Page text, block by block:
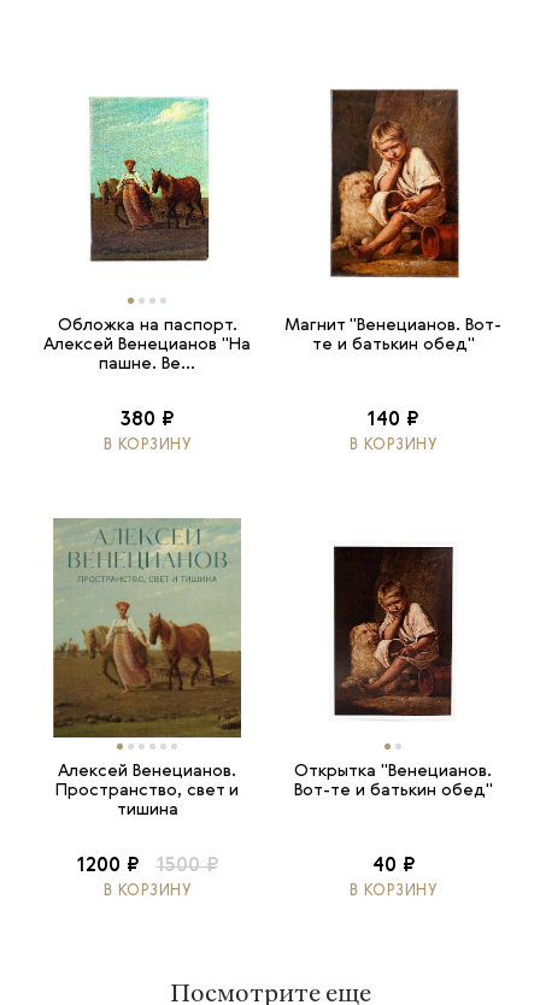
Обложка на паспорт.
Алексей Венецианов "На
пашне. Ве...
380 ₽
В КОРЗИНУ
Магнит "Венецианов. Вот-
те и батькин обед"
140 ₽
В КОРЗИНУ
Алексей Венецианов.
Пространство, свет и
тишина
1200 ₽ 1500 ₽
В КОРЗИНУ
Открытка "Венецианов.
Вот-те и батькин обед"
40 ₽
В КОРЗИНУ
Посмотрите еще